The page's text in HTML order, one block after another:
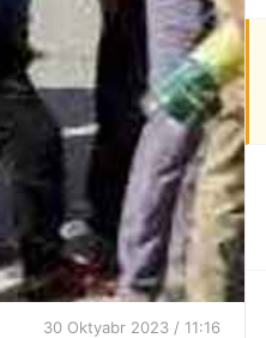
30 Oktyabr 2023 / 11:16